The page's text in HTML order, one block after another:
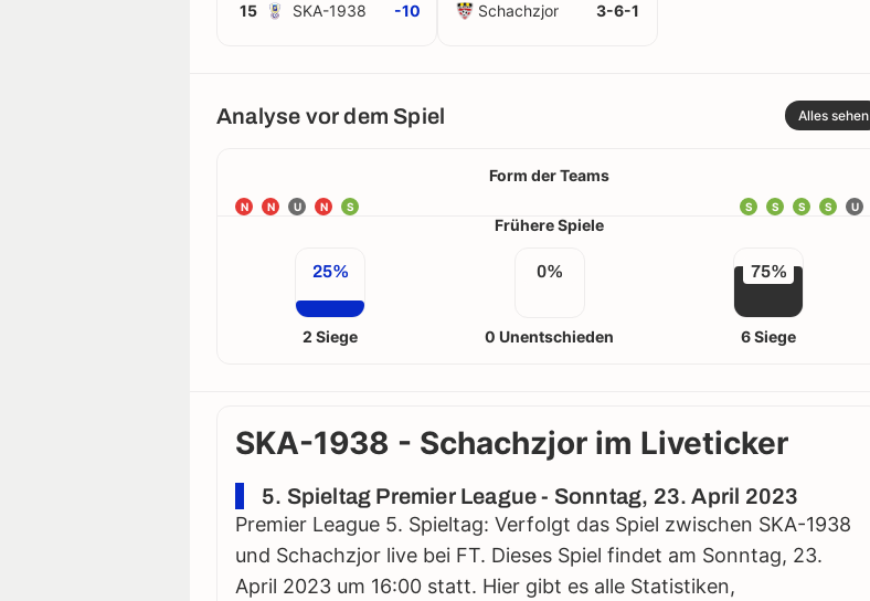
15
SKA-1938 -10
Schachzjor
3-6-1
Analyse vor dem Spiel Alles sehen
Form der Teams
N N U N S U
S
S
S
S
Frühere Spiele
25%
2 Siege
0%
0 Unentschieden
75%
6 Siege
SKA-1938 - Schachzjor im Liveticker
5. Spieltag Premier League - Sonntag, 23. April 2023
Premier League 5. Spieltag: Verfolgt das Spiel zwischen SKA-1938
und Schachzjor live bei FT. Dieses Spiel findet am Sonntag, 23.
April 2023 um 16:00 statt. Hier gibt es alle Statistiken,